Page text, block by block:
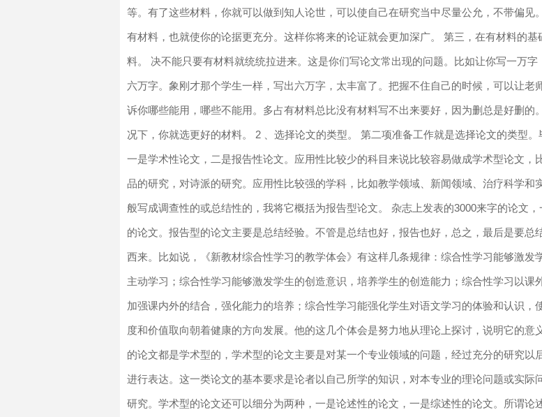
等。有了这些材料，你就可以做到知人论世，可以使自己在研究当中尽量公允，不带偏见
有材料，也就使你的论据更充分。这样你将来的论证就会更加深广。 第三，在有材料的基
料。 决不能只要有材料就统统拉进来。这是你们写论文常出现的问题。比如让你写一万字
六万字。象刚才那个学生一样，写出六万字，太丰富了。把握不住自己的时候，可以让老
诉你哪些能用，哪些不能用。多占有材料总比没有材料写不出来要好，因为删总是好删的
况下，你就选更好的材料。 2 、选择论文的类型。 第二项准备工作就是选择论文的类型。
一是学术性论文，二是报告性论文。应用性比较少的科目来说比较容易做成学术型论文，
品的研究，对诗派的研究。应用性比较强的学科，比如教学领域、新闻领域、治疗科学和
般写成调查性的或总结性的，我将它概括为报告型论文。 杂志上发表的3000来字的论文
的论文。报告型的论文主要是总结经验。不管是总结也好，报告也好，总之，最后是要总
西来。比如说，《新教材综合性学习的教学体会》有这样几条规律：综合性学习能够激发
主动学习；综合性学习能够激发学生的创造意识，培养学生的创造能力；综合性学习以课
加强课内外的结合，强化能力的培养；综合性学习能强化学生对语文学习的体验和认识，
度和价值取向朝着健康的方向发展。他的这几个体会是努力地从理论上探讨，说明它的意
的论文都是学术型的，学术型的论文主要是对某一个专业领域的问题，经过充分的研究以
进行表达。这一类论文的基本要求是论者以自己所学的知识，对本专业的理论问题或实际
研究。学术型的论文还可以细分为两种，一是论述性的论文，一是综述性的论文。所谓论